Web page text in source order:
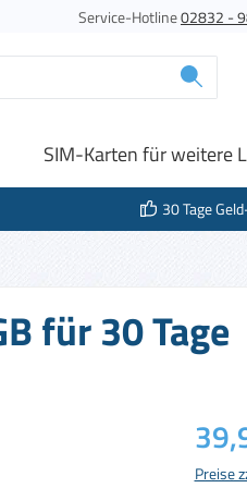
Service-Hotline02832 -
SIM-Karten für weitere
30 Tage
für 30 Tage
Preise